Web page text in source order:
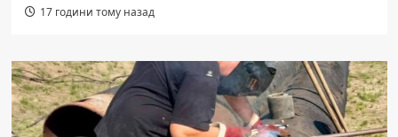
17 години тому назад